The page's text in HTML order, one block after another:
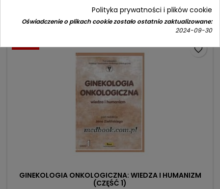
podstawowa
Dodaj do koszyka
GINEKOLOGIA ONKOLOGICZNA: WIEDZA I HUMANIZM
(CZĘŚĆ 1)
favorite_border
Polityka prywatności i plików cookie
Oświadczenie o plikach cookie zostało ostatnio zaktualizowane:
2024-09-30